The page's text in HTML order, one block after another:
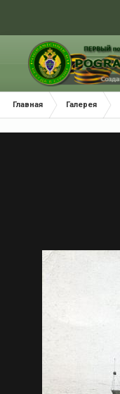
Главная Галерея